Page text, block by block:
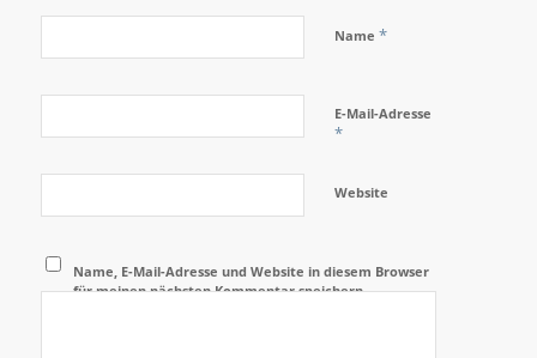
Name *
E-Mail-Adresse
*
Website
Name, E-Mail-Adresse und Website in diesem Browser
für meinen nächsten Kommentar speichern.